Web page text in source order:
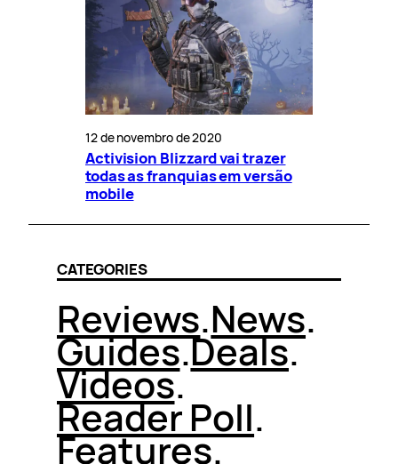
12 de novembro de 2020
Activision Blizzard vai trazer
todas as franquias em versão
mobile
CATEGORIES
Reviews.News.
Guides.Deals.
Videos.
Reader Poll.
Features.